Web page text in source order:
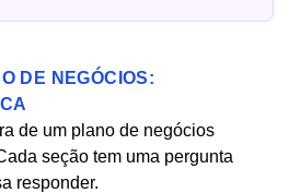
DE NEGÓCIOS:
de um plano de negócios
seção tem uma pergunta
responder.